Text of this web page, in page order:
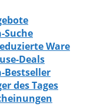
Suche
Ware
Deals
Bestseller
des Tages